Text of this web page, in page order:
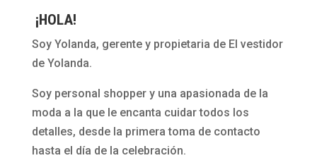
¡HOLA!
Soy Yolanda, gerente y propietaria de El vestidor
de Yolanda.
Soy personal shopper y una apasionada de la
moda a la que le encanta cuidar todos los
detalles, desde la primera toma de contacto
hasta el día de la celebración.